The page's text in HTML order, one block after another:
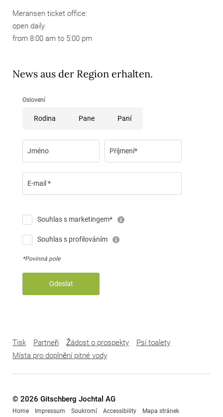
Meransen ticket office:
open daily
from 8:00 am to 5:00 pm
News aus der Region erhalten.
Oslovení
Rodina Pane Paní
Jméno Příjmení*
E-mail *
Souhlas s marketingem*
Souhlas s profilováním
*Povinná pole
Odeslat
Tisk Partneři Žádost o prospekty
Psí toalety
Místa pro doplnění pitné vody
© 2026 Gitschberg Jochtal AG
Home Impressum Soukromí Accessibility Mapa stránek